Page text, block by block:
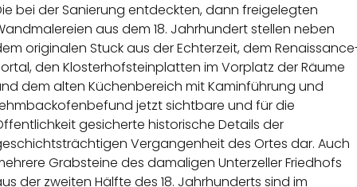
bei der Sanierung entdeckten, dann freigelegten
aus dem 18. Jahrhundert stellen neben
originalen Stuck aus der Echterzeit, dem
den Klosterhofsteinplatten im Vorplatz der Räume
dem alten Küchenbereich mit Kaminführung und
jetzt sichtbare und für die
gesicherte historische Details der
Vergangenheit des Ortes dar. Auch
Grabsteine des damaligen Unterzeller Friedhofs
der zweiten Hälfte des 18. Jahrhunderts sind im